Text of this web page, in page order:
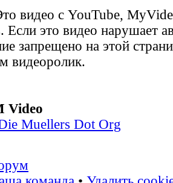
видео с YouTube,
Если это видео нарушает
запрещено на этой
видеоролик.
Video
Muellers Dot Org